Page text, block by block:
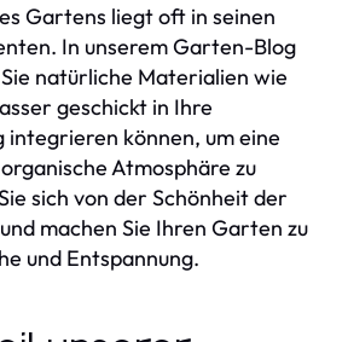
Gartens liegt oft in seinen
In unserem Garten-Blog
natürliche Materialien wie
geschickt in Ihre
können, um eine
Atmosphäre zu
sich von der Schönheit der
machen Sie Ihren Garten zu
und Entspannung.